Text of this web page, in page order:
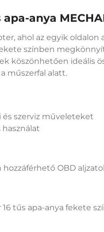
anya
ahol az egyik
fekete színben
köszönhetően ideális
műszerfal alatt.
szerviz műveleteket
OBD
tűs apa-anya fekete